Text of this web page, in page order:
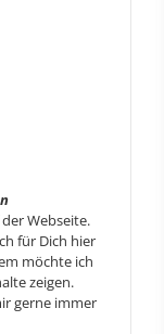
Webseite.
für Dich hier
möchte ich
zeigen.
gerne immer